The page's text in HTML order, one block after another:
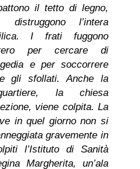
il tetto di legno,
distruggono l’intera
I frati fuggono
per cercare di
e per soccorrere
gli sfollati. Anche la
la chiesa
viene colpita. La
in quel giorno non si
gravemente in
l’Istituto di Sanità
Margherita, un’ala